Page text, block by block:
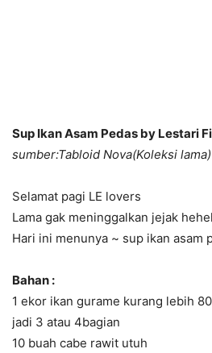
Sup Ikan Asam Pedas by Lestari
sumber:Tabloid Nova(Koleksi lama)
Selamat pagi LE lovers
Lama gak meninggalkan jejak
Hari ini menunya ~ sup ikan asam
Bahan :
1 ekor ikan gurame kurang lebih
jadi 3 atau 4bagian
10 buah cabe rawit utuh